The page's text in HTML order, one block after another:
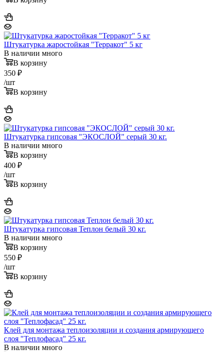
Штукатурка жаростойкая "Терракот" 5 кг
В наличии много
В корзину
350 ₽
/шт
В корзину
Штукатурка гипсовая "ЭКОСЛОЙ" серый 30 кг.
В наличии много
В корзину
400 ₽
/шт
В корзину
Штукатурка гипсовая Теплон белый 30 кг.
В наличии много
В корзину
550 ₽
/шт
В корзину
Клей для монтажа теплоизоляции и создания армирующего
слоя "Теплофасад" 25 кг.
В наличии много